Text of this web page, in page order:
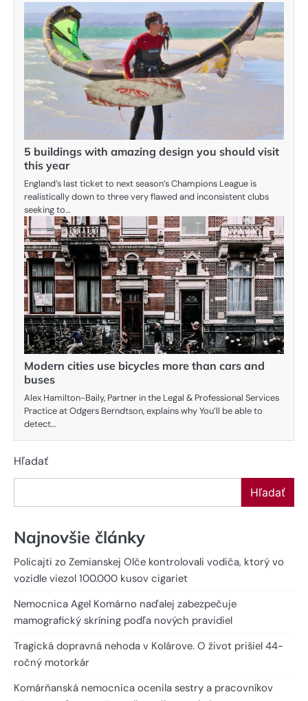
5 buildings with amazing design you should visit
this year
England’s last ticket to next season’s Champions League is
realistically down to three very flawed and inconsistent clubs
seeking to…
Modern cities use bicycles more than cars and
buses
Alex Hamilton-Baily, Partner in the Legal & Professional Services
Practice at Odgers Berndtson, explains why You’ll be able to
detect…
Hľadať
Hľadať
Najnovšie články
Policajti zo Zemianskej Olče kontrolovali vodiča, ktorý vo
vozidle viezol 100.000 kusov cigariet
Nemocnica Agel Komárno naďalej zabezpečuje
mamografický skríning podľa nových pravidiel
Tragická dopravná nehoda v Kolárove. O život prišiel 44-
ročný motorkár
Komárňanská nemocnica ocenila sestry a pracovníkov